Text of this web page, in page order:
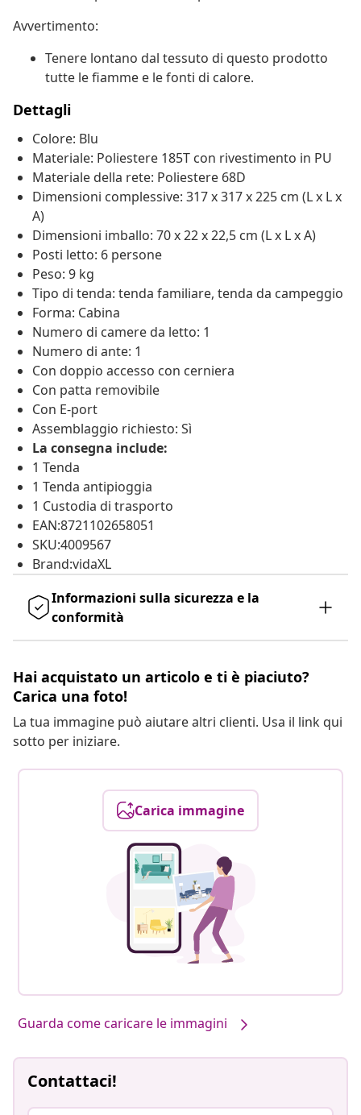
Avvertimento:
Tenere lontano dal tessuto di questo prodotto
tutte le fiamme e le fonti di calore.
Dettagli
Colore: Blu
Materiale: Poliestere 185T con rivestimento in PU
Materiale della rete: Poliestere 68D
Dimensioni complessive: 317 x 317 x 225 cm (L x L x
A)
Dimensioni imballo: 70 x 22 x 22,5 cm (L x L x A)
Posti letto: 6 persone
Peso: 9 kg
Tipo di tenda: tenda familiare, tenda da campeggio
Forma: Cabina
Numero di camere da letto: 1
Numero di ante: 1
Con doppio accesso con cerniera
Con patta removibile
Con E-port
Assemblaggio richiesto: Sì
La consegna include:
1 Tenda
1 Tenda antipioggia
1 Custodia di trasporto
EAN:8721102658051
SKU:4009567
Brand:vidaXL
Informazioni sulla sicurezza e la
conformità
Hai acquistato un articolo e ti è piaciuto?
Carica una foto!
La tua immagine può aiutare altri clienti. Usa il link qui
sotto per iniziare.
Carica immagine
Guarda come caricare le immagini
Contattaci!